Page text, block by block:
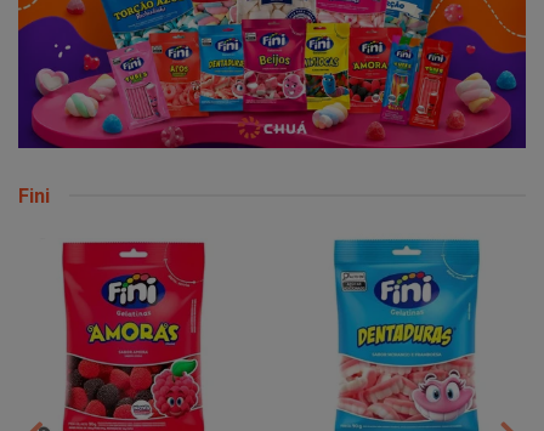
Fini